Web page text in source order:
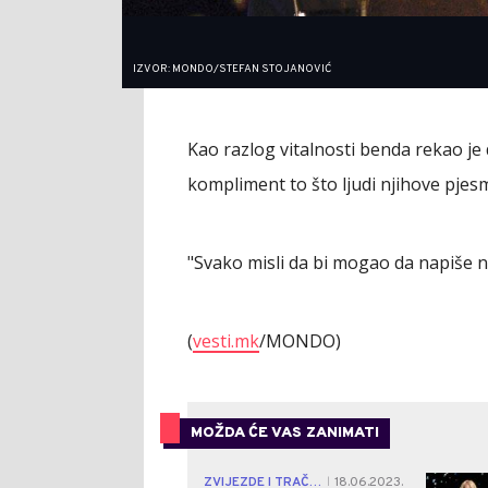
IZVOR: MONDO/STEFAN STOJANOVIĆ
Kao razlog vitalnosti benda rekao
kompliment to što ljudi njihove
"Svako misli da bi mogao da napiše
(vesti.mk/MONDO)
MOŽDA ĆE VAS ZANIMATI
ZVIJEZDE I TRAČEVI 18.06.2023.